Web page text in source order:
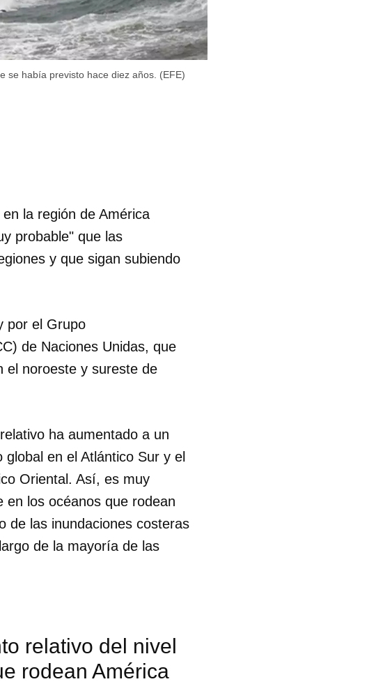
se había previsto hace diez años. (EFE)
la región de América
probable" que las
y que sigan subiendo
por el Grupo
de Naciones Unidas, que
el noroeste y sureste de
ha aumentado a un
en el Atlántico Sur y el
Oriental. Así, es muy
en los océanos que rodean
de las inundaciones costeras
de la mayoría de las
relativo del nivel
rodean América